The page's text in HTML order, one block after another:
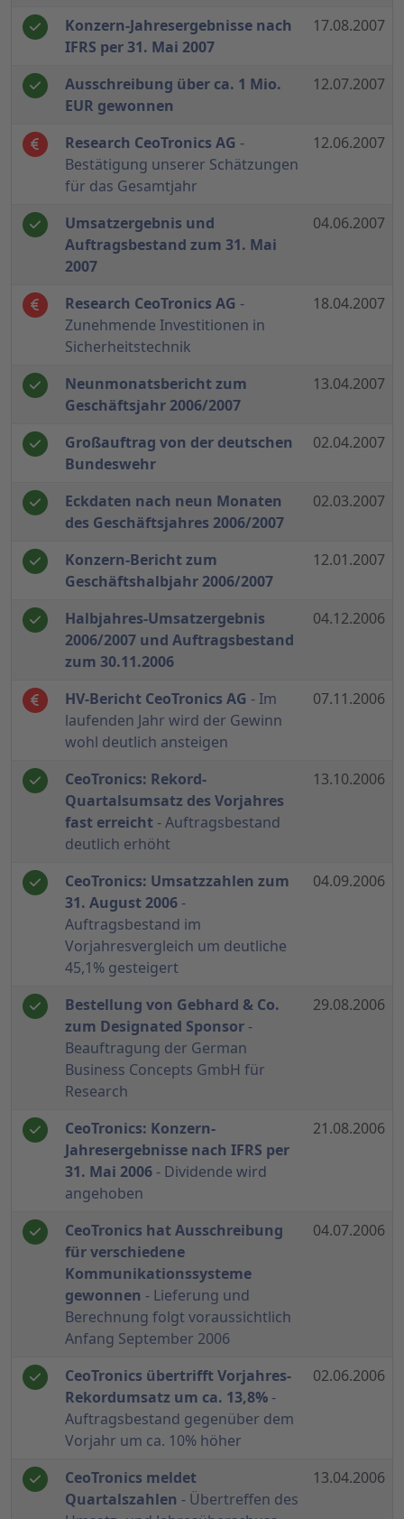
Konzern-Jahresergebnisse nach
IFRS per 31. Mai 2007
17.08.2007
Ausschreibung über ca. 1 Mio.
EUR gewonnen
12.07.2007
Research CeoTronics AG -
Bestätigung unserer Schätzungen
für das Gesamtjahr
12.06.2007
Umsatzergebnis und
Auftragsbestand zum 31. Mai
2007
04.06.2007
Research CeoTronics AG -
Zunehmende Investitionen in
Sicherheitstechnik
18.04.2007
Neunmonatsbericht zum
Geschäftsjahr 2006/2007
13.04.2007
Großauftrag von der deutschen
Bundeswehr
02.04.2007
Eckdaten nach neun Monaten
des Geschäftsjahres 2006/2007
02.03.2007
Konzern-Bericht zum
Geschäftshalbjahr 2006/2007
12.01.2007
Halbjahres-Umsatzergebnis
2006/2007 und Auftragsbestand
zum 30.11.2006
04.12.2006
HV-Bericht CeoTronics AG - Im
laufenden Jahr wird der Gewinn
wohl deutlich ansteigen
07.11.2006
CeoTronics: Rekord-
Quartalsumsatz des Vorjahres
fast erreicht - Auftragsbestand
deutlich erhöht
13.10.2006
CeoTronics: Umsatzzahlen zum
31. August 2006-
Auftragsbestand im
Vorjahresvergleich um deutliche
45,1% gesteigert
04.09.2006
Bestellung von Gebhard & Co.
zum Designated Sponsor -
Beauftragung der German
Business Concepts GmbH für
Research
29.08.2006
CeoTronics: Konzern-
Jahresergebnisse nach IFRS per
31. Mai 2006- Dividende wird
angehoben
21.08.2006
CeoTronics hat Ausschreibung
für verschiedene
Kommunikationssysteme
gewonnen - Lieferung und
Berechnung folgt voraussichtlich
Anfang September 2006
04.07.2006
CeoTronics übertrifft Vorjahres-
Rekordumsatz um ca. 13,8%-
Auftragsbestand gegenüber dem
Vorjahr um ca. 10% höher
02.06.2006
CeoTronics meldet
Quartalszahlen - Übertreffen des
13.04.2006